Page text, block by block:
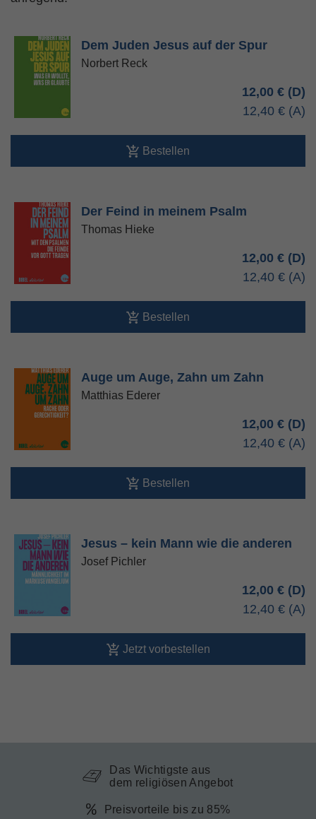
Dem Juden Jesus auf der Spur
Norbert Reck
12,00 €
12,40 €
Bestellen
Der Feind in meinem Psalm
Thomas Hieke
12,00 €
12,40 €
Bestellen
Auge um Auge, Zahn um Zahn
Matthias Ederer
12,00 €
12,40 €
Bestellen
Jesus – kein Mann wie die anderen
Josef Pichler
12,00 €
12,40 €
Jetzt vorbestellen
Das Wichtigste aus
dem religiösen Angebot
Preisvorteile bis zu 85%